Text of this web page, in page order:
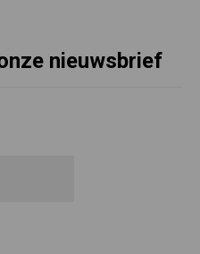
nieuwsbrief